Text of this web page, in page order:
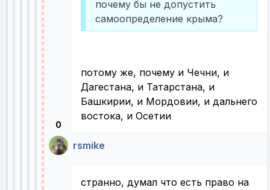
0
почему бы не допустить
самоопределение крыма?
потому же, почему и Чечни, и
Дагестана, и Татарстана, и
Башкирии, и Мордовии, и дальнего
востока, и Осетии
rsmike
странно, думал что есть право на